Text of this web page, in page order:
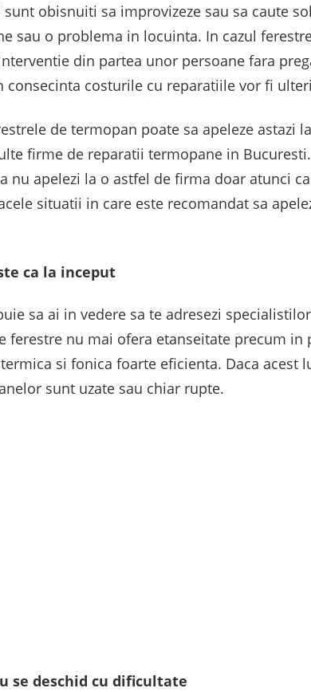
obisnuiti sa improvizeze sau sa caute
sau o problema in locuinta. In cazul
din partea unor persoane fara
consecinta costurile cu reparatiile vor fi
de termopan poate sa apeleze astazi
firme de reparatii termopane in
nu apelezi la o astfel de firma doar atunci
situatii in care este recomandat sa
ca la inceput
sa ai in vedere sa te adresezi
ferestre nu mai ofera etanseitate precum
si fonica foarte eficienta. Daca acest
sunt uzate sau chiar rupte.
se deschid cu dificultate